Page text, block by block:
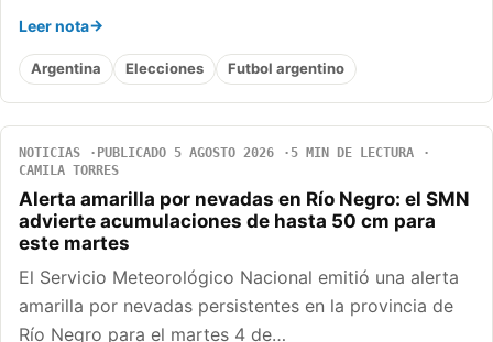
Leer nota
Argentina Elecciones Futbol argentino
NOTICIAS PUBLICADO 5 AGOSTO 2026
5 MIN DE LECTURA
CAMILA TORRES
Alerta amarilla por nevadas en Río Negro: el SMN
advierte acumulaciones de hasta 50 cm para
este martes
El Servicio Meteorológico Nacional emitió una alerta
amarilla por nevadas persistentes en la provincia de
Río Negro para el martes 4 de…